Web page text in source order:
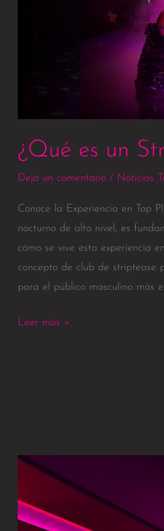
¿Qué es un
Deja un comentario / Noticias
Conoce la Experiencia en Top
nocturno de alto nivel, es
cómo se vive esta experiencia
concepto de club de striptease
para el público masculino más
Leer más »
¡Concepción
Prepara
para